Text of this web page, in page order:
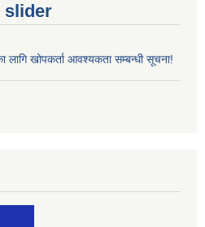
slider
लागि खोपकर्ता आवश्यकता सम्बन्धी सूचना!